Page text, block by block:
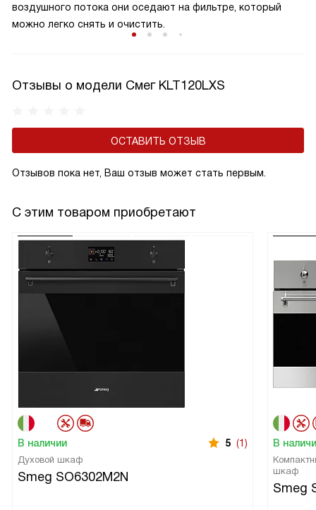
воздушного потока они оседают на фильтре, который
можно легко снять и очистить.
Отзывы о модели Смег KLT120LXS
ОСТАВИТЬ ОТЗЫВ
Отзывов пока нет, Ваш отзыв может стать первым.
С этим товаром приобретают
В наличии 5 (1)
Духовой шкаф
Smeg SO6302M2N
В
шкаф
Smeg